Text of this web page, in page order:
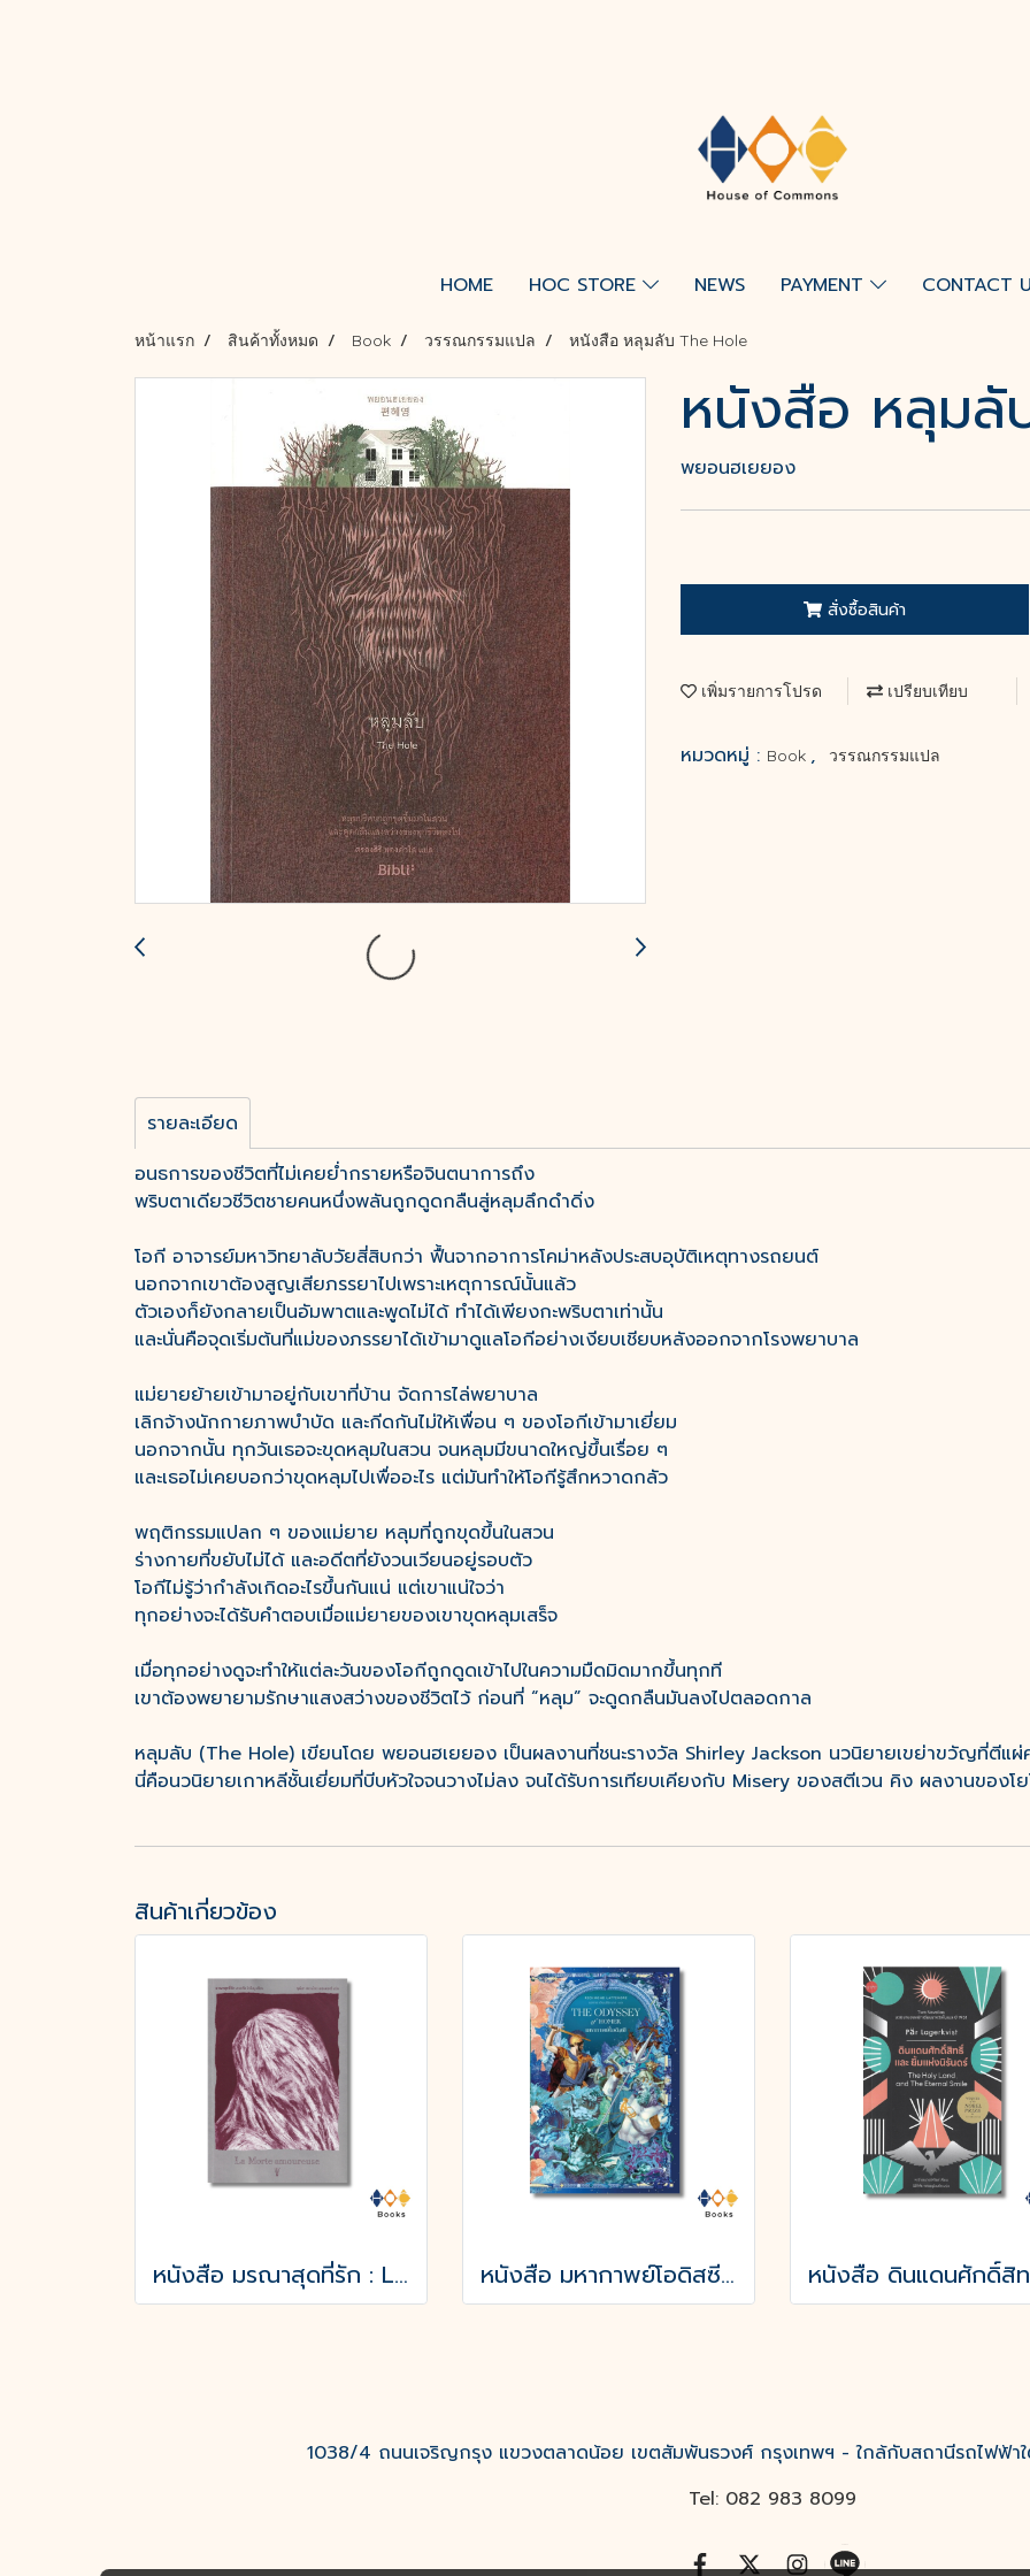
HOME HOC STORE NEWS PAYMENT CONTACT
หน้าแรก สินค้าทั้งหมด Book วรรณกรรมแปล หนังสือ หลุมลับ The Hole
หนังสือ หลุมลั
พยอนฮเยยอง
สั่งซื้อสินค้า
เพิ่มรายการโปรด เปรียบเทียบ
หมวดหมู่ : Book , วรรณกรรมแปล
รายละเอียด
อนธการของชีวิตที่ไม่เคยย่ำกรายหรือจินตนาการถึง
พริบตาเดียวชีวิตชายคนหนึ่งพลันถูกดูดกลืนสู่หลุมลึกดำดิ่ง
โอกี อาจารย์มหาวิทยาลับวัยสี่สิบกว่า ฟื้นจากอาการโคม่าหลังประสบอุบัติเหตุทางรถยนต์
นอกจากเขาต้องสูญเสียภรรยาไปเพราะเหตุการณ์นั้นแล้ว
ตัวเองก็ยังกลายเป็นอัมพาตและพูดไม่ได้ ทำได้เพียงกะพริบตาเท่านั้น
และนั่นคือจุดเริ่มต้นที่แม่ของภรรยาได้เข้ามาดูแลโอกีอย่างเงียบเชียบหลังออกจากโรงพยาบาล
แม่ยายย้ายเข้ามาอยู่กับเขาที่บ้าน จัดการไล่พยาบาล
เลิกจ้างนักกายภาพบำบัด และกีดกันไม่ให้เพื่อน ๆ ของโอกีเข้ามาเยี่ยม
นอกจากนั้น ทุกวันเธอจะขุดหลุมในสวน จนหลุมมีขนาดใหญ่ขึ้นเรื่อย ๆ
และเธอไม่เคยบอกว่าขุดหลุมไปเพื่ออะไร แต่มันทำให้โอกีรู้สึกหวาดกลัว
พฤติกรรมแปลก ๆ ของแม่ยาย หลุมที่ถูกขุดขึ้นในสวน
ร่างกายที่ขยับไม่ได้ และอดีตที่ยังวนเวียนอยู่รอบตัว
โอกีไม่รู้ว่ากำลังเกิดอะไรขึ้นกันแน่ แต่เขาแน่ใจว่า
ทุกอย่างจะได้รับคำตอบเมื่อแม่ยายของเขาขุดหลุมเสร็จ
เมื่อทุกอย่างดูจะทำให้แต่ละวันของโอกีถูกดูดเข้าไปในความมืดมิดมากขึ้นทุกที
เขาต้องพยายามรักษาแสงสว่างของชีวิตไว้ ก่อนที่ “หลุม” จะดูดกลืนมันลงไปตลอดกาล
หลุมลับ (The Hole) เขียนโดย พยอนฮเยยอง เป็นผลงานที่ชนะรางวัล Shirley Jackson นวนิยายเขย่าขวัญที่ตีแผ่
นี่คือนวนิยายเกาหลีชั้นเยี่ยมที่บีบหัวใจจนวางไม่ลง จนได้รับการเทียบเคียงกับ Misery ของสตีเวน คิง ผลงานของโย
สินค้าเกี่ยวข้อง
หนังสือ มรณาสุดที่รัก : La Morte amoureuse หนังสือ มหากาพย์โอดิสซี (The Odyssey of Homer)
1038/4 ถนนเจริญกรุง แขวงตลาดน้อย เขตสัมพันธวงศ์ กรุงเทพฯ - ใกล้กับสถานีรถไฟฟ้า
Tel: 082 983 8099